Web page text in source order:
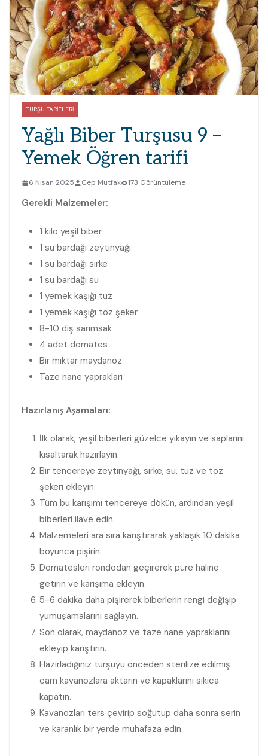
TURŞU TARIFLERI
Yağlı Biber Turşusu 9 –
Yemek Öğren tarifi
6 Nisan 2025 Cep Mutfak 173 Görüntüleme
Gerekli Malzemeler:
1 kilo yeşil biber
1 su bardağı zeytinyağı
1 su bardağı sirke
1 su bardağı su
1 yemek kaşığı tuz
1 yemek kaşığı toz şeker
8-10 diş sarımsak
4 adet domates
Bir miktar maydanoz
Taze nane yaprakları
Hazırlanış Aşamaları:
İlk olarak, yeşil biberleri güzelce yıkayın ve saplarını
kısaltarak hazırlayın.
Bir tencereye zeytinyağı, sirke, su, tuz ve toz
şekeri ekleyin.
Tüm bu karışımı tencereye dökün, ardından yeşil
biberleri ilave edin.
Malzemeleri ara sıra karıştırarak yaklaşık 10 dakika
boyunca pişirin.
Domatesleri rondodan geçirerek püre haline
getirin ve karışıma ekleyin.
5-6 dakika daha pişirerek biberlerin rengi değişip
yumuşamalarını sağlayın.
Son olarak, maydanoz ve taze nane yapraklarını
ekleyip karıştırın.
Hazırladığınız turşuyu önceden sterilize edilmiş
cam kavanozlara aktarın ve kapaklarını sıkıca
kapatın.
Kavanozları ters çevirip soğutup daha sonra serin
ve karanlık bir yerde muhafaza edin.